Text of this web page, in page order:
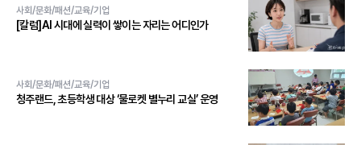
사회/문화/패션/교육/기업
[칼럼]AI 시대에 실력이 쌓이는 자리는 어디인가
사회/문화/패션/교육/기업
청주랜드, 초등학생 대상 ‘물로켓 별누리 교실’ 운영